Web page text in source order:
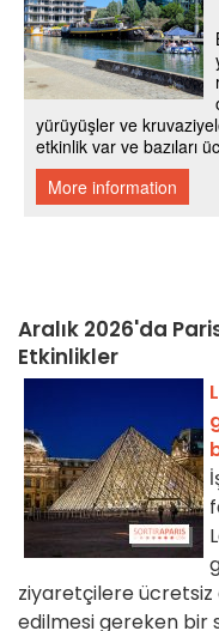
Aralık 2026'da
Etkinlikler
ziyaretçilere ücretsiz
edilmesi gereken bir